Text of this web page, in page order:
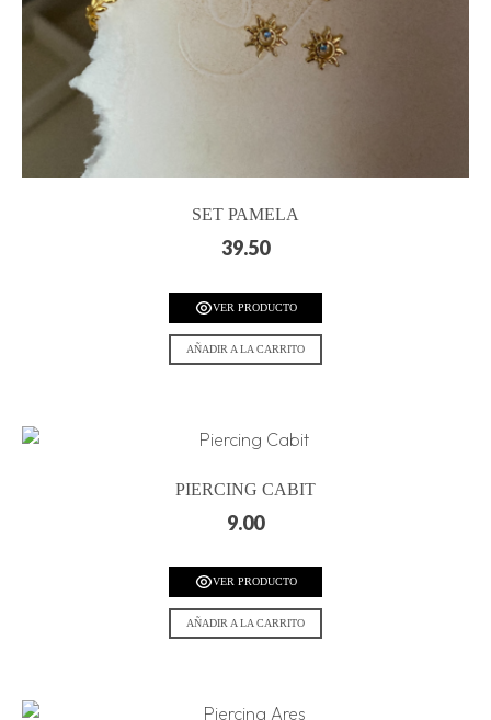
SET PAMELA
39.50
VER PRODUCTO
AÑADIR A LA CARRITO
PIERCING CABIT
9.00
VER PRODUCTO
AÑADIR A LA CARRITO